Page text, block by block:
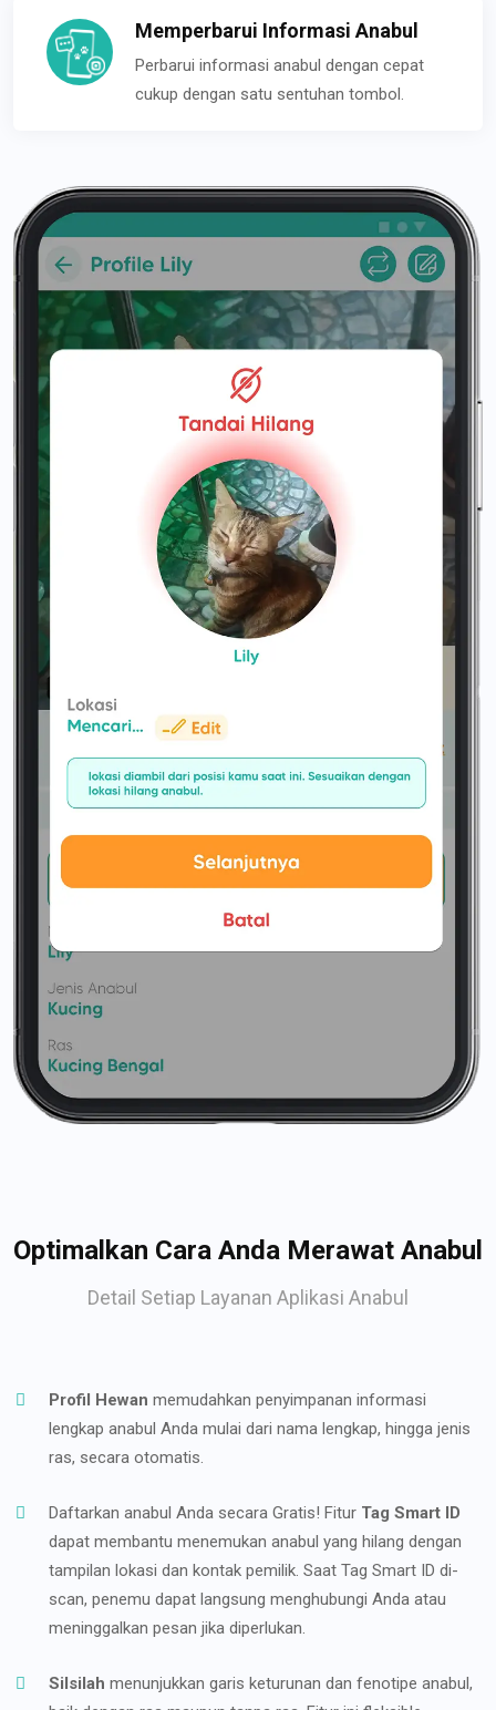
Memperbarui Informasi Anabul
Perbarui informasi anabul dengan cepat
cukup dengan satu sentuhan tombol.
Optimalkan Cara Anda Merawat Anabul
Detail Setiap Layanan Aplikasi Anabul
Profil Hewan memudahkan penyimpanan informasi
lengkap anabul Anda mulai dari nama lengkap, hingga jenis
ras, secara otomatis.
Daftarkan anabul Anda secara Gratis! Fitur Tag Smart ID
dapat membantu menemukan anabul yang hilang dengan
tampilan lokasi dan kontak pemilik. Saat Tag Smart ID di-
scan, penemu dapat langsung menghubungi Anda atau
meninggalkan pesan jika diperlukan.
Silsilah menunjukkan garis keturunan dan fenotipe anabul,